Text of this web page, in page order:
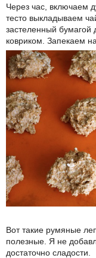
Через час, включаем
тесто выкладываем
застеленный бумагой
ковриком. Запекаем
Вот такие румяные
полезные. Я не
достаточно сладости.